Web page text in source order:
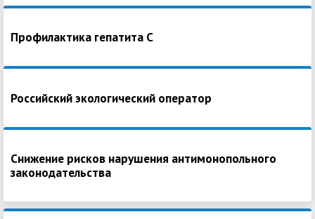
Профилактика гепатита С
Российский экологический оператор
Снижение рисков нарушения антимонопольного
законодательства